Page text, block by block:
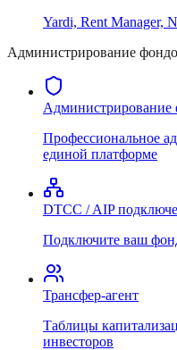
Yardi, Rent Manager,
Администрирование
Администрирование
Профессиональное
единой платформе
DTCC / AIP
Подключите ваш
Трансфер-агент
Таблицы
инвесторов